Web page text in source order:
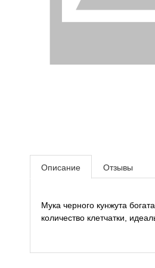
Описание Отзывы
Мука черного кунжута
количество клетчатки,